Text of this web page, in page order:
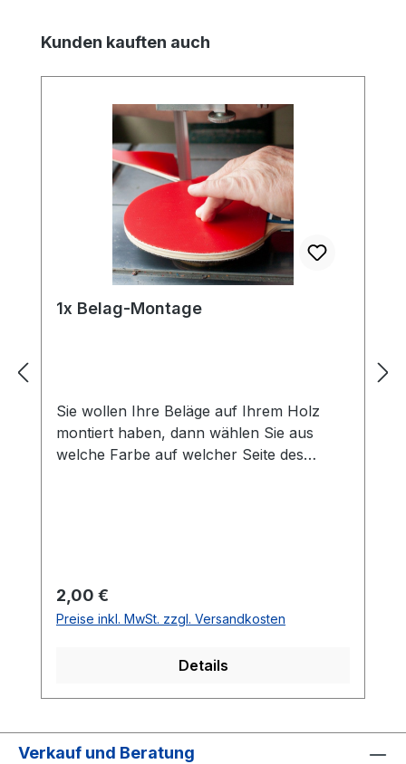
Produktgalerie überspringen
Kunden kauften auch
1x Belag-Montage
Sie wollen Ihre Beläge auf Ihrem Holz
montiert haben, dann wählen Sie aus
welche Farbe auf welcher Seite des
inklusive.Bei den Komplettschläger
müssen Sie KEINE Belag-Montage mit in
Regulärer Preis:
2,00 €
Preise inkl. MwSt. zzgl. Versandkosten
Details
Verkauf und Beratung